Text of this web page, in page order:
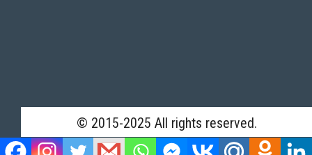
© 2015-2025 All rights reserved.